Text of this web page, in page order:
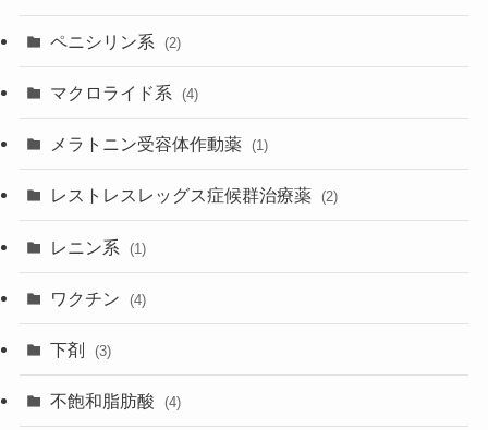
ペニシリン系 (2)
マクロライド系 (4)
メラトニン受容体作動薬 (1)
レストレスレッグス症候群治療薬 (2)
レニン系 (1)
ワクチン (4)
下剤 (3)
不飽和脂肪酸 (4)